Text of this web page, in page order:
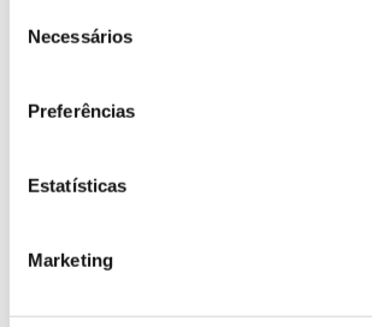
Necessários
Preferências
Estatísticas
Marketing
No norte litoral pode haver ganhos de
termos de volume de madeira, mas no
entre 12% no norte interior e mais de
Eucalipto com decréscimo geral de
No norte litoral, a produtividade pode